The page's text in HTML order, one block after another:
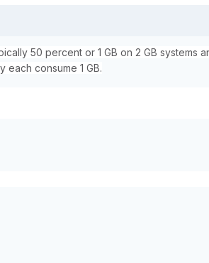
50 percent or 1 GB on 2 GB systems
each consume 1 GB.